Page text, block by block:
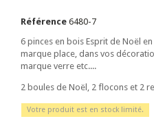
Référence 6480-7
6 pinces en bois Esprit de Noël
marque place, dans vos
marque verre etc....
2 boules de Noël, 2 flocons et 2
Votre produit est en stock limité.